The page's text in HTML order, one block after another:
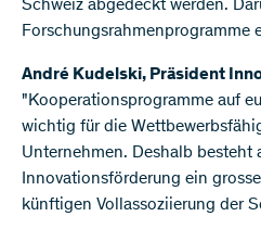
Schweiz abgedeckt werden.
Forschungsrahmenprogramme
André Kudelski, Präsident
"Kooperationsprogramme auf
wichtig für die
Unternehmen. Deshalb besteht
Innovationsförderung ein
künftigen Vollassoziierung der